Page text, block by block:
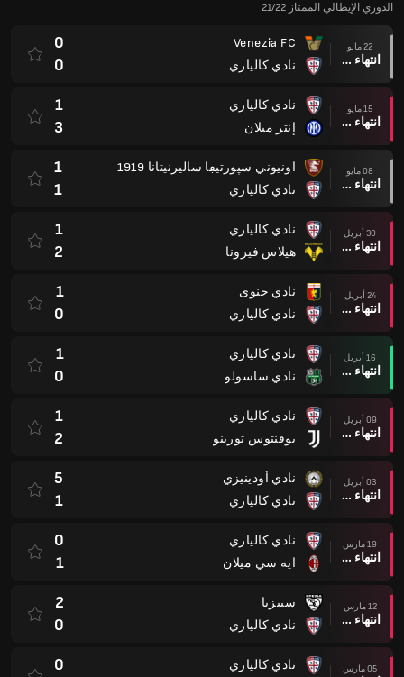
الدوري الإيطالي الممتاز 21/22
22 مايو
انتهاء وقت المباراة
Venezia FC
نادي كالياري
0
0
15 مايو
انتهاء وقت المباراة
نادي كالياري
إنتر ميلان
1
3
08 مايو
انتهاء وقت المباراة
اونيوني سپورتيڢا ساليرنيتانا 1919
نادي كالياري
1
1
30 أبريل
انتهاء وقت المباراة
نادي كالياري
هيلاس فيرونا
1
2
24 أبريل
انتهاء وقت المباراة
نادي جنوى
نادي كالياري
1
0
16 أبريل
انتهاء وقت المباراة
نادي كالياري
نادي ساسولو
1
0
09 أبريل
انتهاء وقت المباراة
نادي كالياري
يوفنتوس تورينو
1
2
03 أبريل
انتهاء وقت المباراة
نادي أودينيزي
نادي كالياري
5
1
19 مارس
انتهاء وقت المباراة
نادي كالياري
ايه سي ميلان
0
1
12 مارس
انتهاء وقت المباراة
سبيزيا
نادي كالياري
2
0
05 مارس نادي كالياري 0